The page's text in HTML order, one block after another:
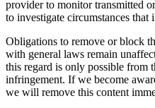
provider to monitor transmitted
to investigate circumstances
Obligations to remove or block
with general laws remain
this regard is only possible from
infringement. If we become
we will remove this content